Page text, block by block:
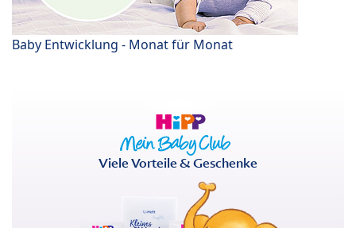
Baby Entwicklung - Monat für Monat
Viele Vorteile & Geschenke